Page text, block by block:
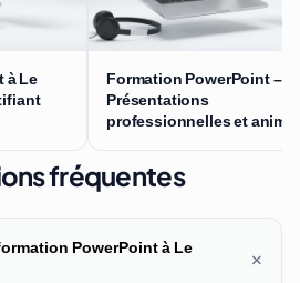
à Le
Formation PowerPoint –
Présentations
professionnelles et
fréquentes
PowerPoint à Le
+